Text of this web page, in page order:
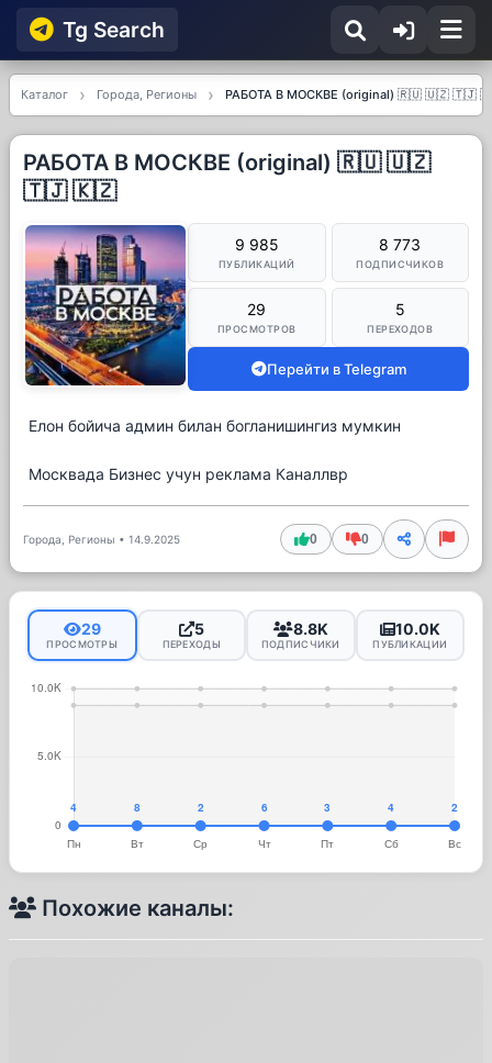
Tg Searсh
Каталог Города, Регионы РАБОТА В МОСКВЕ (original) 🇷🇺 🇺🇿 🇹🇯
РАБОТА В МОСКВЕ (original) 🇷🇺 🇺🇿
🇹🇯 🇰🇿
9 985
ПУБЛИКАЦИЙ
8 773
ПОДПИСЧИКОВ
29
ПРОСМОТРОВ
5
ПЕРЕХОДОВ
Перейти в Telegram
Елон бойича админ билан богланишингиз мумкин
Москвада Бизнес учун реклама Каналлвр
Города, Регионы • 14.9.2025 0 0
29
ПРОСМОТРЫ
5
ПЕРЕХОДЫ
8.8K
ПОДПИСЧИКИ
10.0K
ПУБЛИКАЦИИ
Похожие каналы: